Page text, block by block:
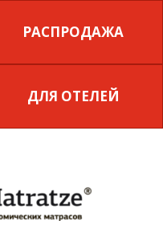
РАСПРОДАЖА
ДЛЯ ОТЕЛЕЙ